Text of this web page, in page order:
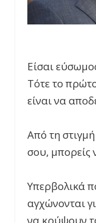
Είσαι
Τότε το
είναι να
Από τη
σου, μπορείς
Υπερβολικά
αγχώνονται
να κρύψουν